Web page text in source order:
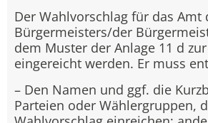
Der Wahlvorschlag für das Amt
Bürgermeisters/der
dem Muster der Anlage 11 d
eingereicht werden. Er muss
– Den Namen und ggf. die
Parteien oder Wählergruppen,